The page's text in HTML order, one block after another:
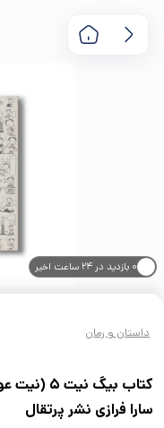
۰ بازدید در ۲۴ ساعت اخیر
داستان و رمان
کتاب
سارا فرازی نشر پرتقال